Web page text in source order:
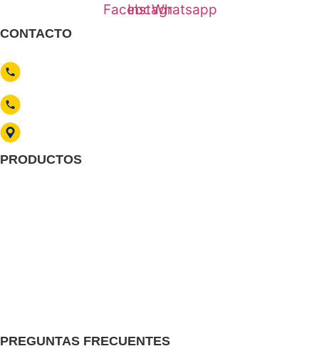
Facebook
Instagram
Whatsapp
CONTACTO
PRODUCTOS
PREGUNTAS FRECUENTES